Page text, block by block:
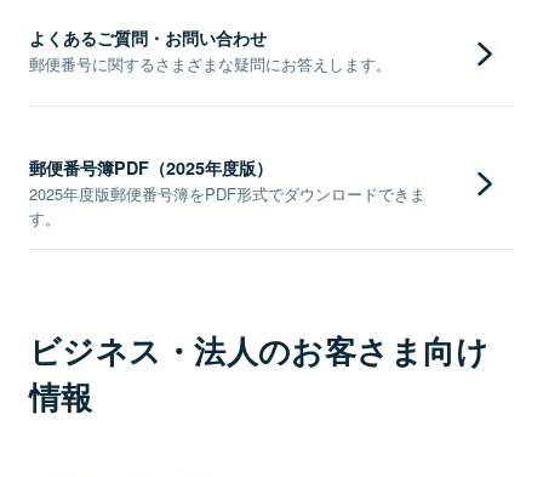
よくあるご質問・お問い合わせ
郵便番号に関するさまざまな疑問にお答えします。
郵便番号簿PDF（2025年度版）
2025年度版郵便番号簿をPDF形式でダウンロードできま
す。
ビジネス・法人のお客さま向け
情報